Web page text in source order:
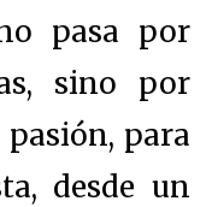
pasa por
sino por
para
desde un